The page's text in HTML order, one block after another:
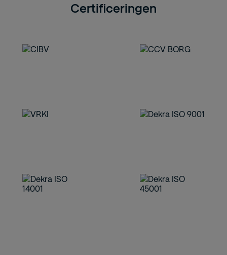
Certificeringen